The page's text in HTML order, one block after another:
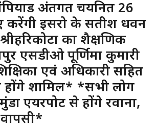
अंतर्गत चयनित 26
करेंगी इसरो के सतीश धवन
का शैक्षणिक
एसडीओ पूर्णिमा कुमारी
एवं अधिकारी सहित
होंगे शामिल* *सभी लोग
एयरपोर्ट से होंगे रवाना,